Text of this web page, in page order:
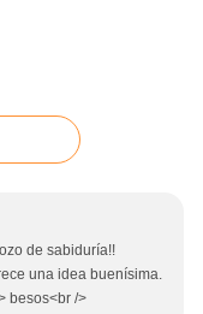
de sabiduría!!
una idea buenísima.
besos<br />